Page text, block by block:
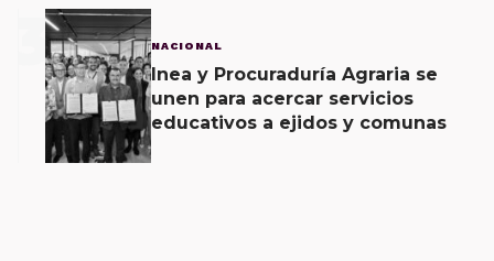
3 NACIONAL
Inea y Procuraduría Agraria se
unen para acercar servicios
educativos a ejidos y comunas